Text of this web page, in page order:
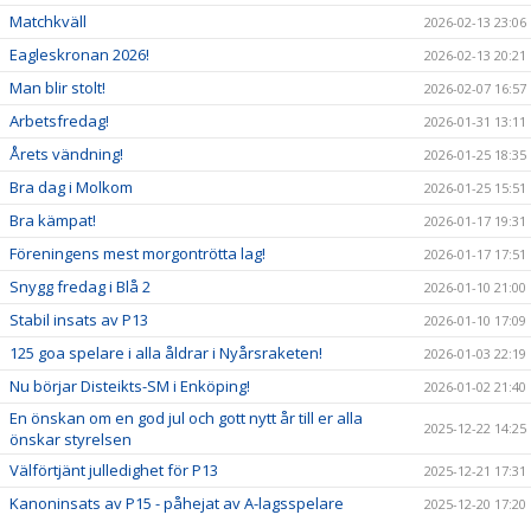
Matchkväll 2026-02-13 23:06
Eagleskronan 2026! 2026-02-13 20:21
Man blir stolt! 2026-02-07 16:57
Arbetsfredag! 2026-01-31 13:11
Årets vändning! 2026-01-25 18:35
Bra dag i Molkom 2026-01-25 15:51
Bra kämpat! 2026-01-17 19:31
Föreningens mest morgontrötta lag! 2026-01-17 17:51
Snygg fredag i Blå 2 2026-01-10 21:00
Stabil insats av P13 2026-01-10 17:09
125 goa spelare i alla åldrar i Nyårsraketen! 2026-01-03 22:19
Nu börjar Disteikts-SM i Enköping! 2026-01-02 21:40
En önskan om en god jul och gott nytt år till er alla
önskar styrelsen
2025-12-22 14:25
Välförtjänt julledighet för P13 2025-12-21 17:31
Kanoninsats av P15 - påhejat av A-lagsspelare 2025-12-20 17:20